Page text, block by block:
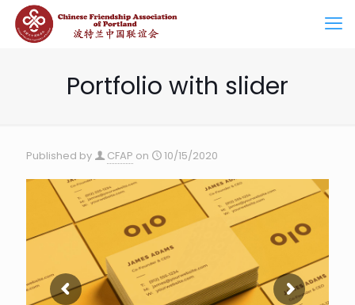
Portfolio with slider
Published by CFAP on 10/15/2020